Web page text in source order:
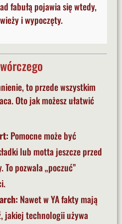
fabułą pojawia się wtedy,
i wypoczęty.
to przede wszystkim
Oto jak możesz ułatwić
Pomocne może być
lub motta jeszcze przed
To pozwala „poczuć”
Nawet w YA fakty mają
jakiej technologii używa